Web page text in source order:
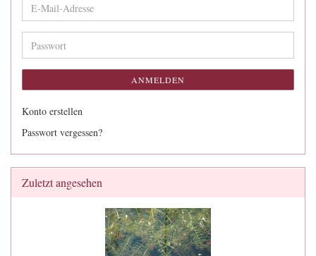
E-
Mail-
Adresse
Passwort
ANMELDEN
Konto erstellen
Passwort vergessen?
Zuletzt angesehen